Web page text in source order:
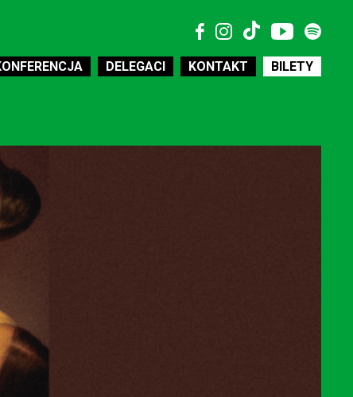
DELEGACI KONTAKT BILETY